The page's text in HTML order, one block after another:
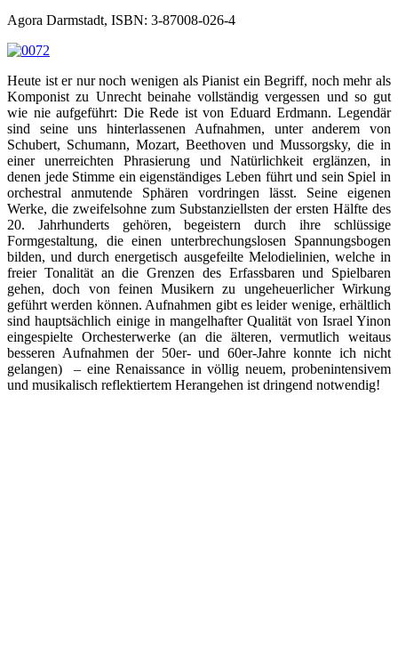
Agora Darmstadt, ISBN: 3-87008-026-4
Heute ist er nur noch wenigen als Pianist ein Begriff, noch mehr als
Komponist zu Unrecht beinahe vollständig vergessen und so gut
wie nie aufgeführt: Die Rede ist von Eduard Erdmann. Legendär
sind seine uns hinterlassenen Aufnahmen, unter anderem von
Schubert, Schumann, Mozart, Beethoven und Mussorgsky, die in
einer unerreichten Phrasierung und Natürlichkeit erglänzen, in
denen jede Stimme ein eigenständiges Leben führt und sein Spiel in
orchestral anmutende Sphären vordringen lässt. Seine eigenen
Werke, die zweifelsohne zum Substanziellsten der ersten Hälfte des
20. Jahrhunderts gehören, begeistern durch ihre schlüssige
Formgestaltung, die einen unterbrechungslosen Spannungsbogen
bilden, und durch energetisch ausgefeilte Melodielinien, welche in
freier Tonalität an die Grenzen des Erfassbaren und Spielbaren
gehen, doch von feinen Musikern zu ungeheuerlicher Wirkung
geführt werden können. Aufnahmen gibt es leider wenige, erhältlich
sind hauptsächlich einige in mangelhafter Qualität von Israel Yinon
eingespielte Orchesterwerke (an die älteren, vermutlich weitaus
besseren Aufnahmen der 50er- und 60er-Jahre konnte ich nicht
gelangen) – eine Renaissance in völlig neuem, probenintensivem
und musikalisch reflektiertem Herangehen ist dringend notwendig!